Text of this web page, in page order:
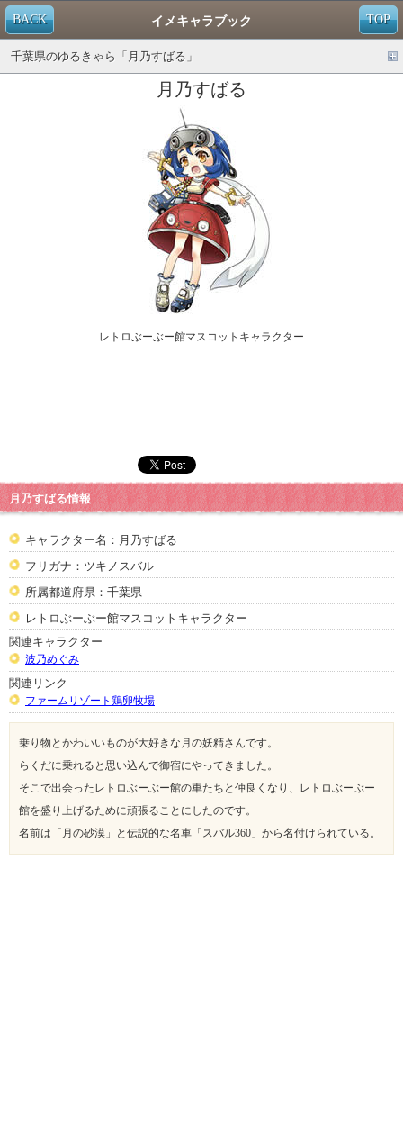
TOP
BACK イメキャラブック
千葉県のゆるきゃら「月乃すばる」
月乃すばる
レトロぶーぶー館マスコットキャラクター
月乃すばる情報
キャラクター名：月乃すばる
フリガナ：ツキノスバル
所属都道府県：千葉県
レトロぶーぶー館マスコットキャラクター
関連キャラクター
波乃めぐみ
関連リンク
ファームリゾート鶏卵牧場
乗り物とかわいいものが大好きな月の妖精さんです。
らくだに乗れると思い込んで御宿にやってきました。
そこで出会ったレトロぶーぶー館の車たちと仲良くなり、レトロぶーぶー
館を盛り上げるために頑張ることにしたのです。
名前は「月の砂漠」と伝説的な名車「スバル360」から名付けられている。